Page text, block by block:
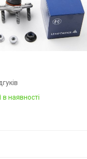
в наявності